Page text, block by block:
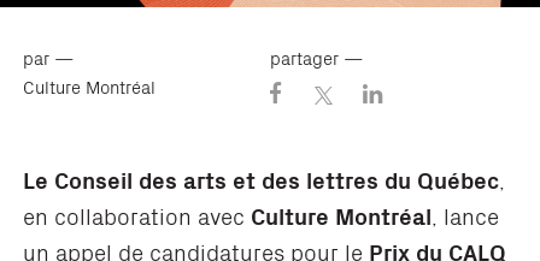
par —
Culture Montréal
partager —
Le Conseil des arts et des lettres du Québec,
en collaboration avec Culture Montréal, lance
un appel de candidatures pour le Prix du CALQ